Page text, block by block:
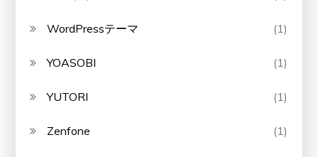
WordPressテーマ (1)
YOASOBI (1)
YUTORI (1)
Zenfone (1)